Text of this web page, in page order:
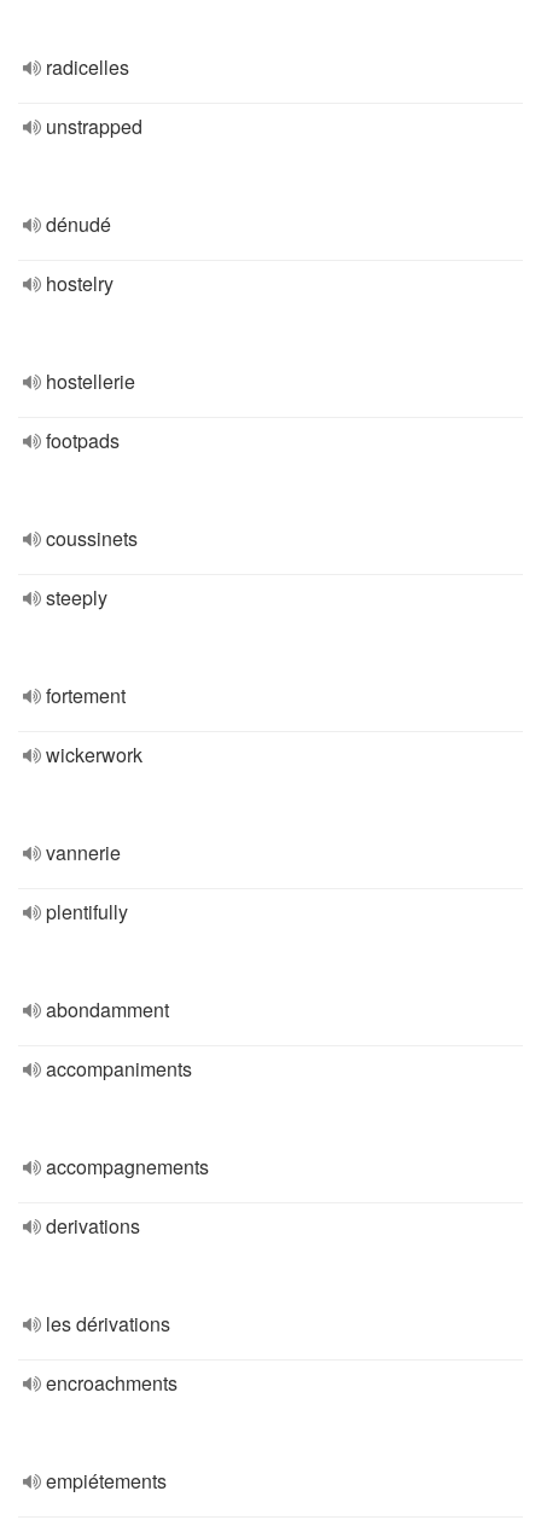
radicelles
unstrapped
dénudé
hostelry
hostellerie
footpads
coussinets
steeply
fortement
wickerwork
vannerie
plentifully
abondamment
accompaniments
accompagnements
derivations
les dérivations
encroachments
empiétements